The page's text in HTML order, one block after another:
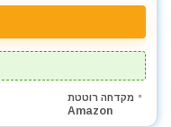
ערכות קומבו 3 כלים ויותר
פטישון
מקדחה רוטטת
Amazon